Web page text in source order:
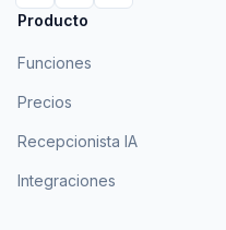
Producto
Funciones
Precios
Recepcionista IA
Integraciones